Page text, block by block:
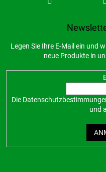
Legen Sie Ihre E-Mail ein und
neue Produkte in
Die
und